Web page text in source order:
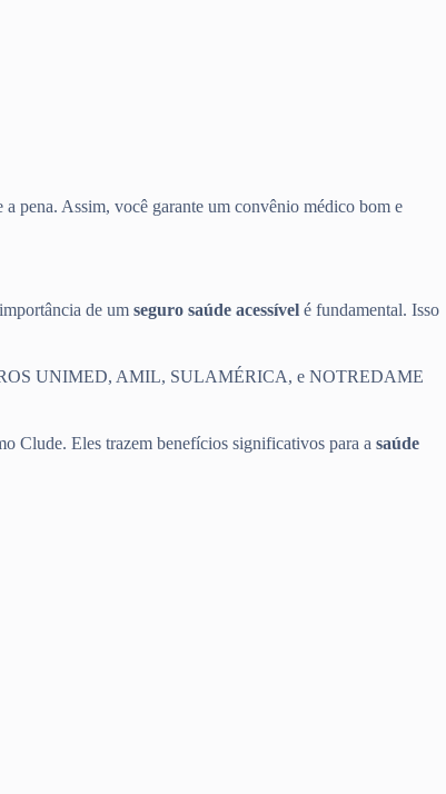
pena. Assim, você garante um convênio médico bom e
de um seguro saúde acessível é fundamental. Isso
UNIMED, AMIL, SULAMÉRICA, e NOTREDAME
Clude. Eles trazem benefícios significativos para a saúde